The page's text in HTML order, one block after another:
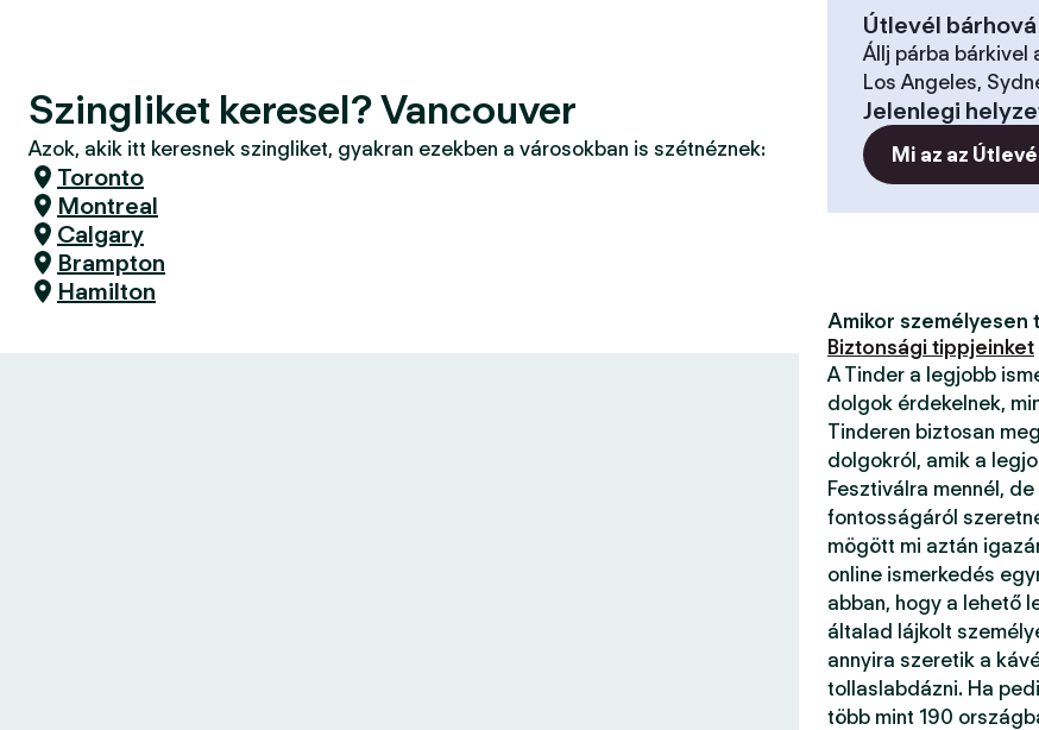
Szingliket keresel? Vancouver
Azok, akik itt keresnek szingliket, gyakran ezekben a városokban is szétnéznek:
Toronto
Montreal
Calgary
Brampton
Hamilton
Útlevél bárhová
Állj párba bárkivel
Los Angeles,
Jelenlegi
Mi az az
Amikor személyesen
Biztonsági tippjeinket
A Tinder a legjobb
dolgok érdekelnek,
Tinderen biztosan
dolgokról, amik a
Fesztiválra mennél,
fontosságáról
mögött mi aztán
online ismerkedés
abban, hogy a lehető
általad lájkolt
annyira szeretik a
tollaslabdázni. Ha
több mint 190